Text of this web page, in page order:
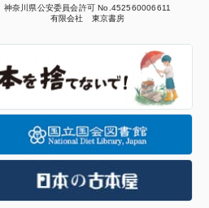
神奈川県公安委員会許可 No.452560006611
有限会社 東京書房